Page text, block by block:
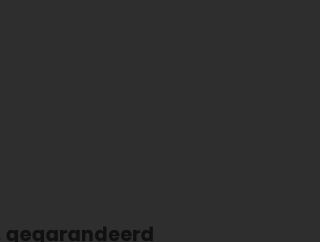
gegarandeerd